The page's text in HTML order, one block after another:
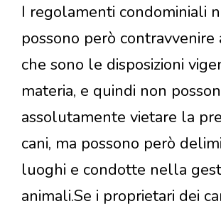
I regolamenti condominiali
possono però
che sono le disposizioni
materia, e quindi non
assolutamente vietare la
cani, ma possono però
luoghi e condotte nella
animali.Se i proprietari dei